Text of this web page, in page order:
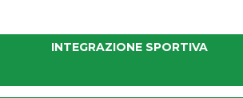
INTEGRAZIONE SPORTIVA